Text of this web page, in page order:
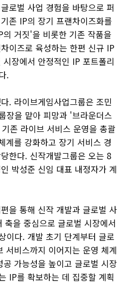
로벌 사업 경험을 바탕으로 퍼
존 IP의 장기 프랜차이즈화를
거짓'을 비롯한 기존 작품을
이즈로 육성하는 한편 신규 IP
장에서 안정적인 IP 포트폴리
.
. 라이브게임사업그룹은 조민
장을 맡아 피망과 '브라운더스
존 라이브 서비스 운영을 총괄
계를 강화하고 장기 서비스 경
한다. 신작개발그룹은 오는 8
박성준 신임 대표 내정자가 계
을 통해 신작 개발과 글로벌 사
을 중심으로 글로벌 시장에서
이다. 개발 초기 단계부터 글로
서비스까지 이어지는 운영 체계
가능성을 높이고 글로벌 시장
IP를 확보하는 데 집중할 계획